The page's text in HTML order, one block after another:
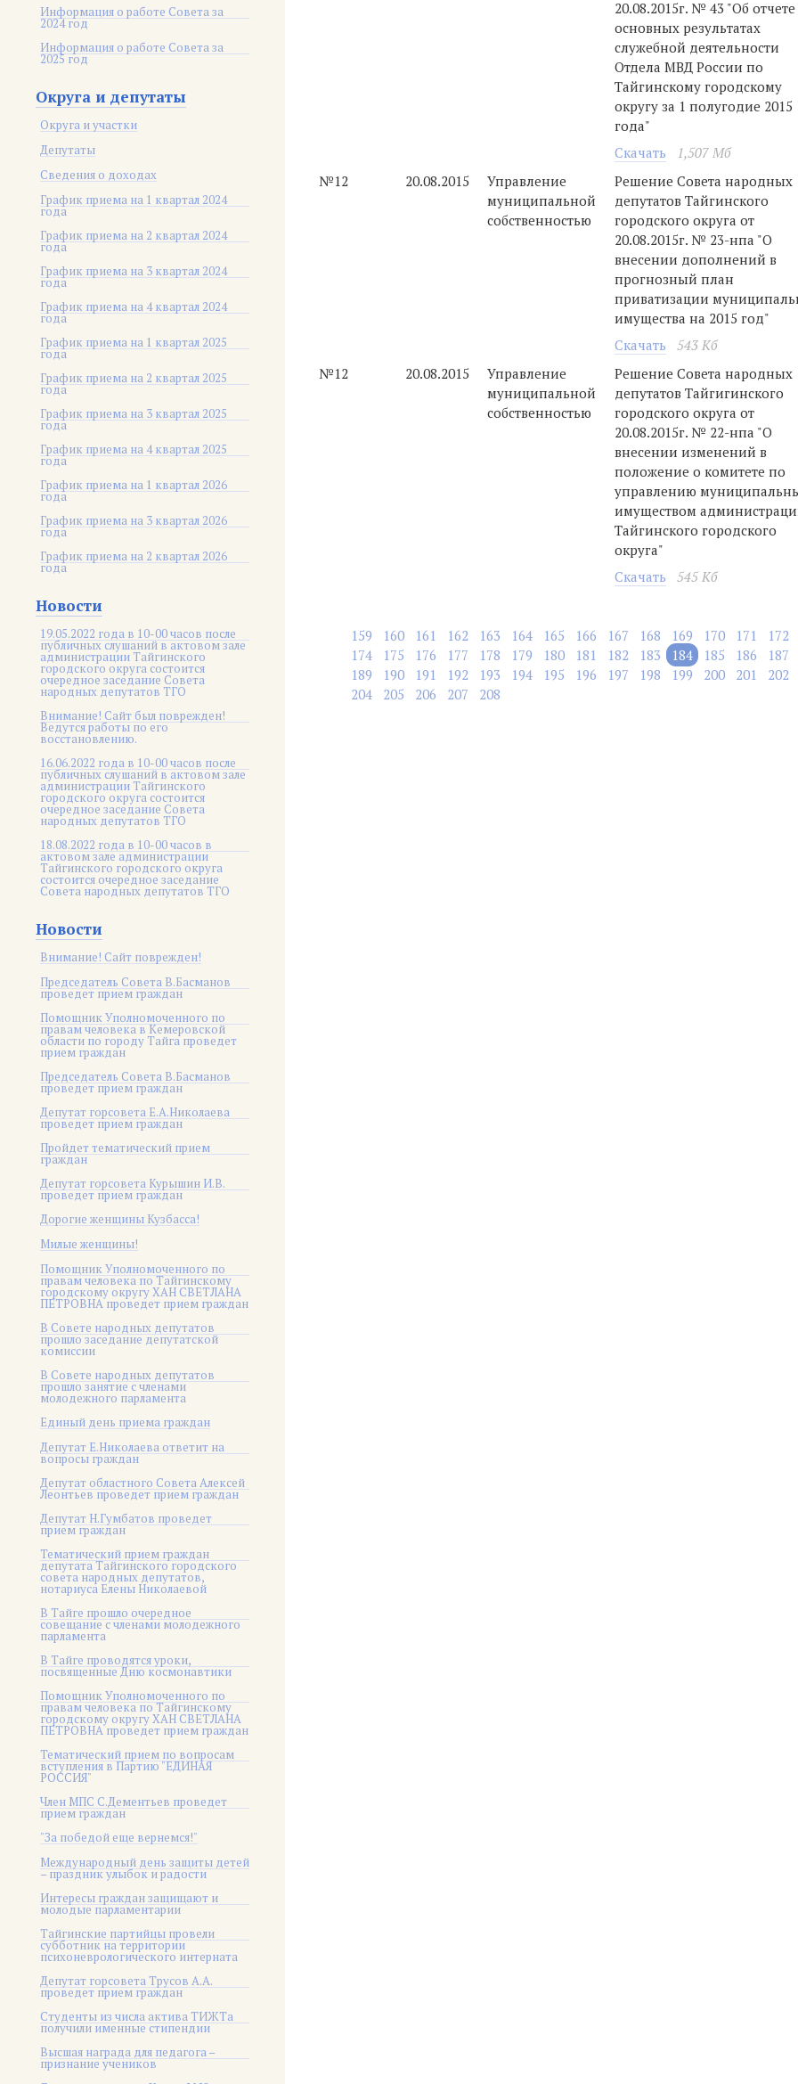
Информация о работе Совета за
2024 год
Информация о работе Совета за
2025 год
Округа и депутаты
Округа и участки
Депутаты
Сведения о доходах
График приема на 1 квартал 2024
года
График приема на 2 квартал 2024
года
График приема на 3 квартал 2024
года
График приема на 4 квартал 2024
года
График приема на 1 квартал 2025
года
График приема на 2 квартал 2025
года
График приема на 3 квартал 2025
года
График приема на 4 квартал 2025
года
График приема на 1 квартал 2026
года
График приема на 3 квартал 2026
года
График приема на 2 квартал 2026
года
Новости
19.05.2022 года в 10-00 часов после
публичных слушаний в актовом зале
администрации Тайгинского
городского округа состоится
очередное заседание Совета
народных депутатов ТГО
Внимание! Сайт был поврежден!
Ведутся работы по его
восстановлению.
16.06.2022 года в 10-00 часов после
публичных слушаний в актовом зале
администрации Тайгинского
городского округа состоится
очередное заседание Совета
народных депутатов ТГО
18.08.2022 года в 10-00 часов в
актовом зале администрации
Тайгинского городского округа
состоится очередное заседание
Совета народных депутатов ТГО
Новости
Внимание! Сайт поврежден!
Председатель Совета В.Басманов
проведет прием граждан
Помощник Уполномоченного по
правам человека в Кемеровской
области по городу Тайга проведет
прием граждан
Председатель Совета В.Басманов
проведет прием граждан
Депутат горсовета Е.А.Николаева
проведет прием граждан
Пройдет тематический прием
граждан
Депутат горсовета Курышин И.В.
проведет прием граждан
Дорогие женщины Кузбасса!
Милые женщины!
Помощник Уполномоченного по
правам человека по Тайгинскому
городскому округу ХАН СВЕТЛАНА
ПЕТРОВНА проведет прием граждан
В Совете народных депутатов
прошло заседание депутатской
комиссии
В Совете народных депутатов
прошло занятие с членами
молодежного парламента
Единый день приема граждан
Депутат Е.Николаева ответит на
вопросы граждан
Депутат областного Совета Алексей
Леонтьев проведет прием граждан
Депутат Н.Гумбатов проведет
прием граждан
Тематический прием граждан
депутата Тайгинского городского
совета народных депутатов,
нотариуса Елены Николаевой
В Тайге прошло очередное
совещание с членами молодежного
парламента
В Тайге проводятся уроки,
посвященные Дню космонавтики
Помощник Уполномоченного по
правам человека по Тайгинскому
городскому округу ХАН СВЕТЛАНА
ПЕТРОВНА проведет прием граждан
Тематический прием по вопросам
вступления в Партию "ЕДИНАЯ
РОССИЯ"
Член МПС С.Дементьев проведет
прием граждан
"За победой еще вернемся!"
Международный день защиты детей
– праздник улыбок и радости
Интересы граждан защищают и
молодые парламентарии
Тайгинские партийцы провели
субботник на территории
психоневрологического интерната
Депутат горсовета Трусов А.А.
проведет прием граждан
Студенты из числа актива ТИЖТа
получили именные стипендии
Высшая награда для педагога –
признание учеников
20.08.2015г. № 43 "Об
основных результатах
служебной деятельности
Отдела МВД России по
Тайгинскому городскому
округу за 1 полугодие 2015
года"
Скачать
1,507 Мб
№12
20.08.2015
Управление
муниципальной
собственностью
Решение Совета народных
депутатов Тайгинского
городского округа от
20.08.2015г. № 23-нпа "О
внесении дополнений в
прогнозный план
приватизации
имущества на 2015 год"
Скачать
543 Кб
№12
20.08.2015
Управление
муниципальной
собственностью
Решение Совета народных
депутатов Тайгигинского
городского округа от
20.08.2015г. № 22-нпа "О
внесении изменений в
положение о комитете по
управлению
имуществом
Тайгинского городского
округа"
Скачать
545 Кб
159 160 161 162 163 164 165 166 167 168 169 170 171
172
174
175 176 177 178 179 180 181 182 183 184 185 186
187
189
190 191 192 193 194 195 196 197 198 199 200 201
202
204
205 206 207 208